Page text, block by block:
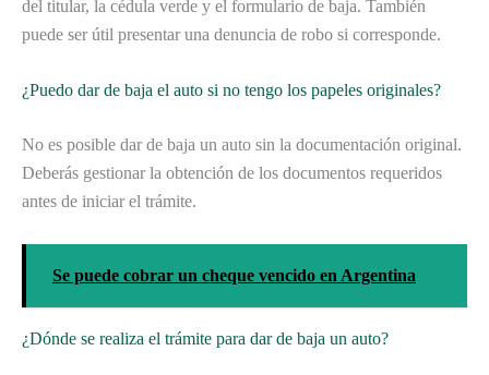
del titular, la cédula verde y el formulario de baja. También
puede ser útil presentar una denuncia de robo si corresponde.
¿Puedo dar de baja el auto si no tengo los papeles originales?
No es posible dar de baja un auto sin la documentación original.
Deberás gestionar la obtención de los documentos requeridos
antes de iniciar el trámite.
Se puede cobrar un cheque vencido en Argentina
¿Dónde se realiza el trámite para dar de baja un auto?